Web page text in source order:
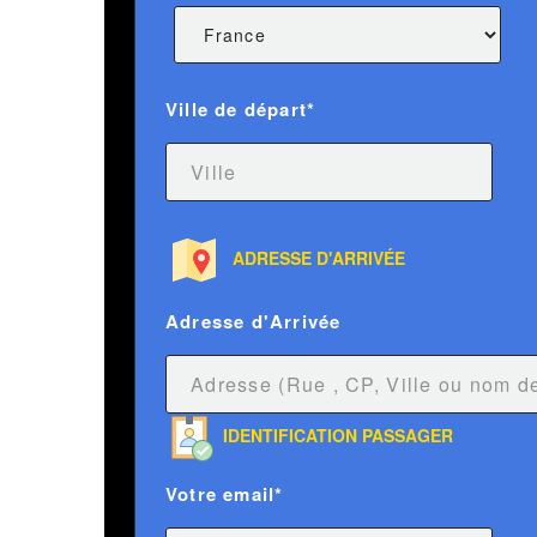
Ville de départ*
ADRESSE D'ARRIVÉE
Adresse d'Arrivée
IDENTIFICATION PASSAGER
Votre email*